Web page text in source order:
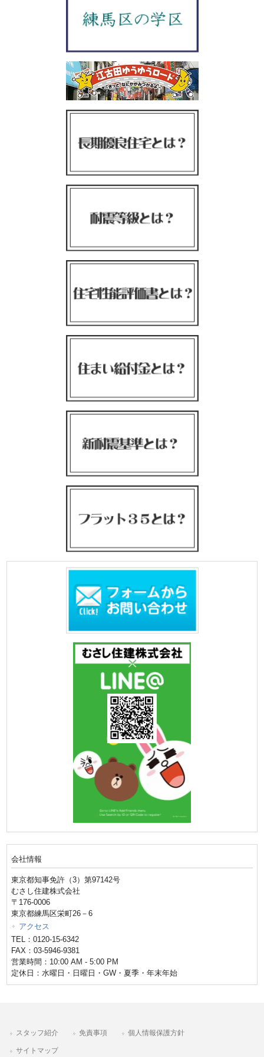
会社情報
東京都知事免許（3）第97142号
むさし住建株式会社
〒176-0006
東京都練馬区栄町26－6
アクセス
TEL：0120-15-6342
FAX：03-5946-9381
営業時間：10:00 AM - 5:00 PM
定休日：水曜日・日曜日・GW・夏季・年末年始
スタッフ紹介 免責事項 個人情報保護方針
サイトマップ